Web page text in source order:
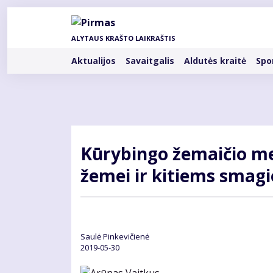
Pereiti
ALYTAUS KRAŠTO LAIKRAŠTIS
Rubrikos
Aktualijos Savaitgalis Aldutės kraitė
Kū­ry­bin­go že­mai­čio
že­mei ir ki­tiems
Saulė Pinkevičienė
2019-05-30